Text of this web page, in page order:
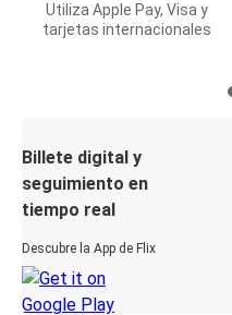
Utiliza Apple Pay, Visa y
tarjetas internacionales
Billete digital y
seguimiento en
tiempo real
Descubre la App de Flix